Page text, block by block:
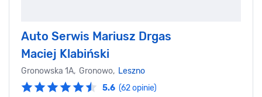
Auto Serwis Mariusz Drgas
Maciej Klabiński
Gronowska 1A, Gronowo, Leszno
5.6 (62 opinie)